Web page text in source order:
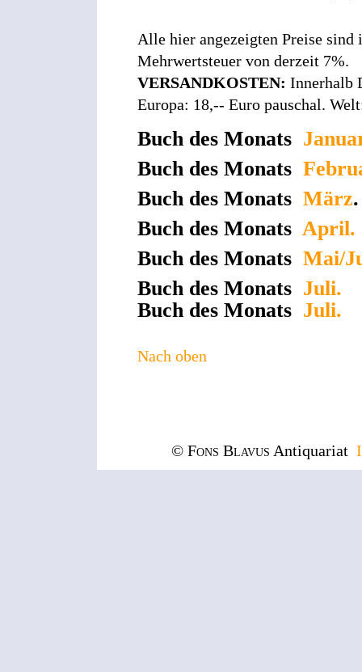
Alle hier angezeigten Preise
Mehrwertsteuer von derzeit 7%.
VERSANDKOSTEN: Innerhalb
Europa: 18,-- Euro pauschal.
Buch des Monats
Buch des Monats
Buch des Monats März.
Buch des Monats April.
Buch des Monats Mai/
Buch des Monats Juli.
Buch des Monats Juli.
Nach oben
© Fons Blavus Antiquariat